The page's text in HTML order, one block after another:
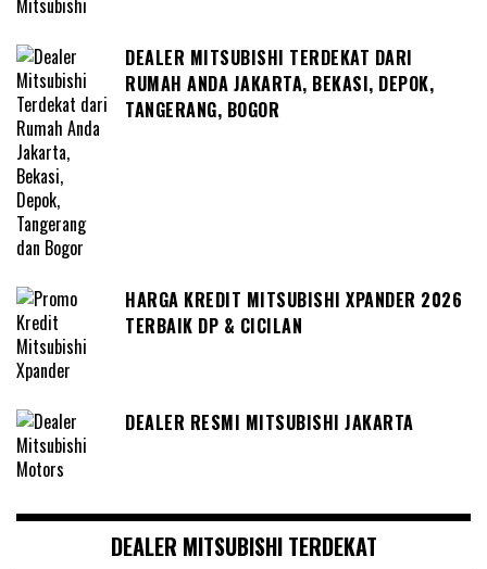
DEALER MITSUBISHI TERDEKAT DARI
RUMAH ANDA JAKARTA, BEKASI, DEPOK,
TANGERANG, BOGOR
HARGA KREDIT MITSUBISHI XPANDER 2026
TERBAIK DP & CICILAN
DEALER RESMI MITSUBISHI JAKARTA
DEALER MITSUBISHI TERDEKAT